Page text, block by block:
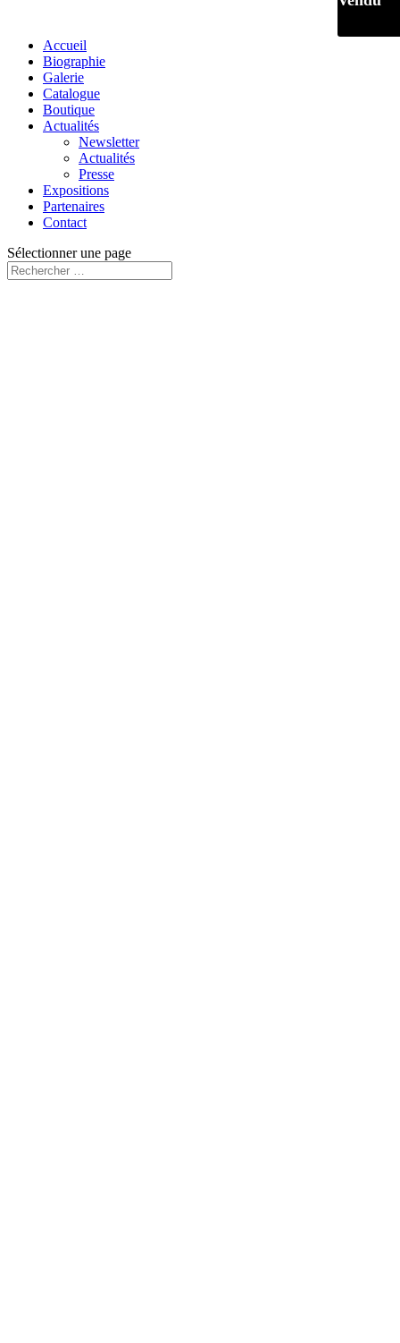
Accueil
Biographie
Galerie
Catalogue
Boutique
Actualités
Newsletter
Actualités
Presse
Expositions
Partenaires
Contact
Sélectionner une page